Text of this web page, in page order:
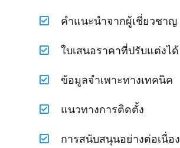
คำแนะนำจากผู้เชี่ยวชาญ
ใบเสนอราคาที่ปรับแต่งได้
ข้อมูลจำเพาะทางเทคนิค
แนวทางการติดตั้ง
การสนับสนุนอย่างต่อเนื่อง